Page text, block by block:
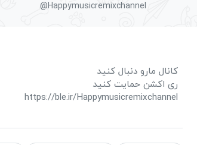
@Happymusicremixchannel
کانال مارو دنبال کنید
ری اکشن حمایت کنید
https://ble.ir/Happymusicremixchannel